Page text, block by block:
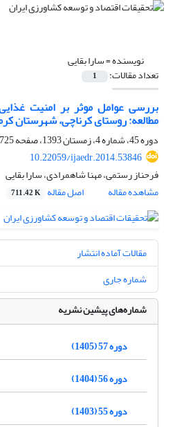
نویسنده =سارا بقایی
تعداد مقالات: 1
بررسی عوامل موثر بر امنیت
مطالعه: روستای کرناچی، شهرستان
دوره 45، شماره 4، زمستان 1393، صفحه
725-737
10.22059/ijaedr.2014.53846
فرحناز رستمی، مهنا شاهمرادی، سارا بقایی
مشاهده مقاله
اصل مقاله 711.42 K
مقالات آماده انتشار
شماره جاری
شماره‌های پیشین نشریه
دوره 57 (1405)
دوره 56 (1404)
دوره 55 (1403)